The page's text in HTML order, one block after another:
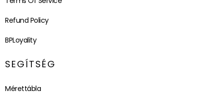
Refund Policy
BPLoyality
SEGÍTSÉG
Mérettábla